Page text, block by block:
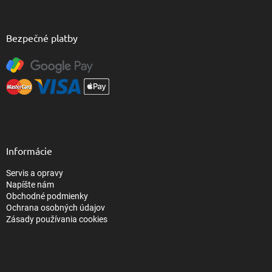
Bezpečné platby
Informácie
Servis a opravy
Napíšte nám
Obchodné podmienky
Ochrana osobných údajov
Zásady používania cookies